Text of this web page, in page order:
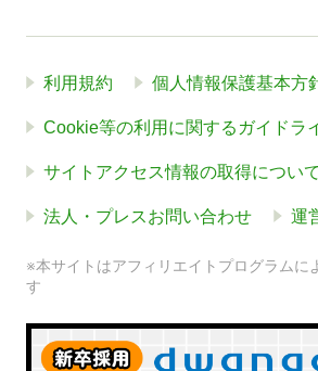
利用規約 個人情報保護基本方
Cookie等の利用に関するガイドラ
サイトアクセス情報の取得について
法人・プレスお問い合わせ 運
※本サイトはアフィリエイトプログラムに
す